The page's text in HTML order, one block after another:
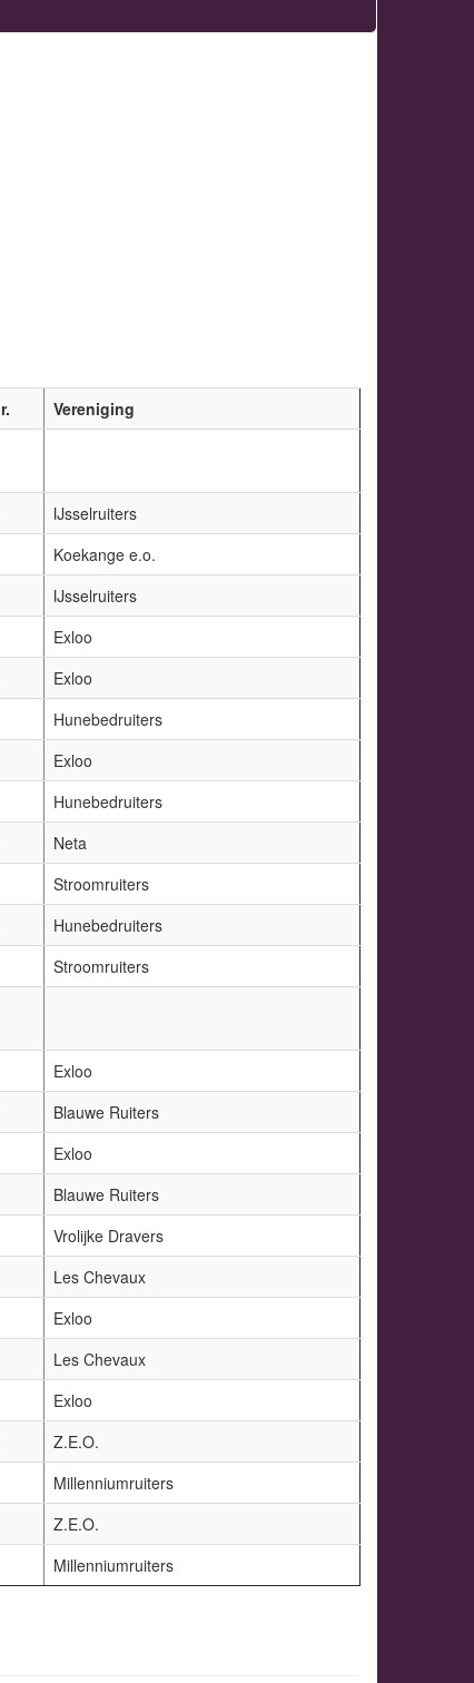
Vereniging
IJsselruiters
Koekange e.o.
IJsselruiters
Exloo
Exloo
Hunebedruiters
Exloo
Hunebedruiters
Neta
Stroomruiters
Hunebedruiters
Stroomruiters
Exloo
Blauwe Ruiters
Exloo
Blauwe Ruiters
Vrolijke Dravers
Les Chevaux
Exloo
Les Chevaux
Exloo
Z.E.O.
Millenniumruiters
Z.E.O.
Millenniumruiters